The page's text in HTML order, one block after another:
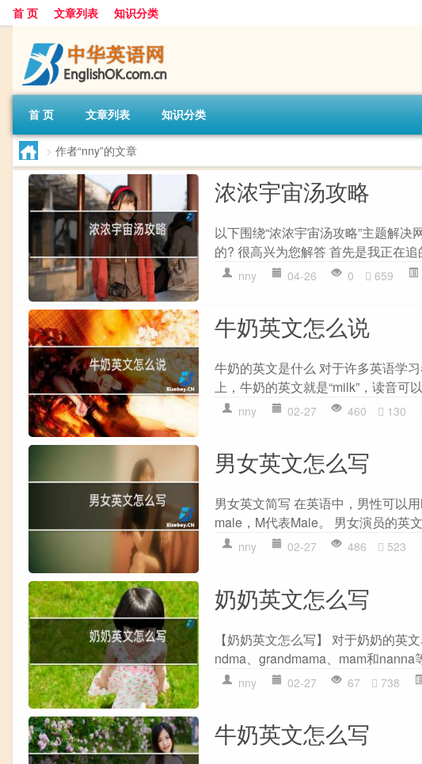
首 页 文章列表 知识分类
首 页 文章列表 知识分类
> 作者“nny”的文章
浓浓宇宙汤攻略
以下围绕“浓浓宇宙汤攻略”主题解
的? 很高兴为您解答 首先是我正在
nny 04-26 0 659
牛奶英文怎么说
牛奶的英文是什么 对于许多英语学
上，牛奶的英文就是“milk”，读音可
nny 02-27 460 130
男女英文怎么写
男女英文简写 在英语中，男性可以
male，M代表Male。 男女演员的英
nny 02-27 486 523
奶奶英文怎么写
【奶奶英文怎么写】 对于奶奶的英
ndma、grandmama、mam和
nny 02-27 67 738
牛奶英文怎么写